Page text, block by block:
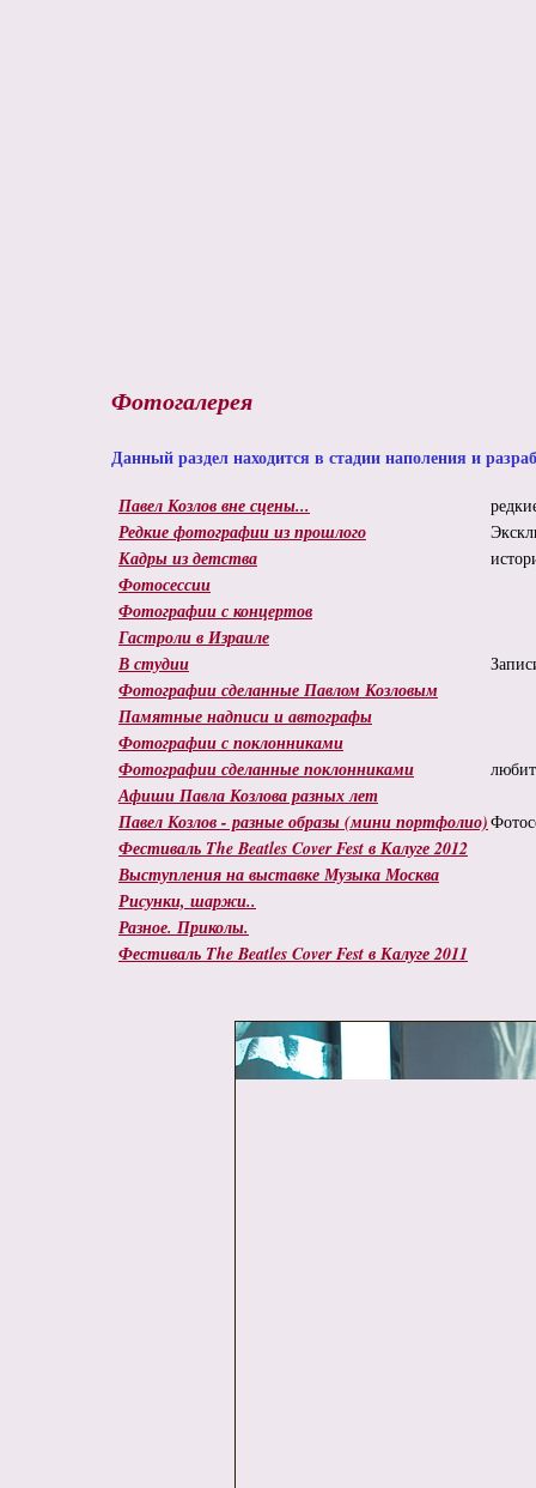
Фотогалерея
Данный раздел находится в стадии наполения и
Павел Козлов вне сцены...
Редкие фотографии из прошлого
Кадры из детства
Фотосессии
Фотографии с концертов
Гастроли в Израиле
В студии
Фотографии сделанные Павлом Козловым
Памятные надписи и автографы
Фотографии с поклонниками
Фотографии сделанные поклонниками
Афиши Павла Козлова разных лет
Павел Козлов - разные образы (мини портфолио)
Фестиваль The Beatles Cover Fest в Калуге 2012
Выступления на выставке Музыка Москва
Рисунки, шаржи..
Разное. Приколы.
Фестиваль The Beatles Cover Fest в Калуге 2011